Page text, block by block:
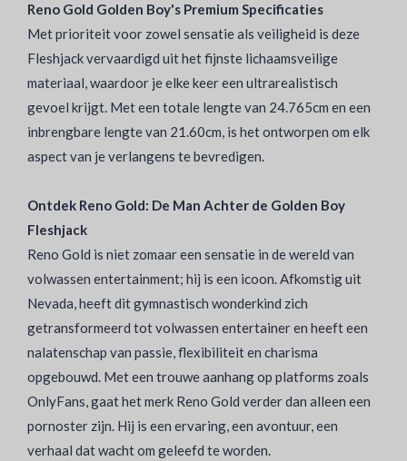
Reno Gold Golden Boy's Premium Specificaties
Met prioriteit voor zowel sensatie als veiligheid is deze
Fleshjack vervaardigd uit het fijnste lichaamsveilige
materiaal, waardoor je elke keer een ultrarealistisch
gevoel krijgt. Met een totale lengte van 24.765cm en een
inbrengbare lengte van 21.60cm, is het ontworpen om elk
aspect van je verlangens te bevredigen.
Ontdek Reno Gold: De Man Achter de Golden Boy
Fleshjack
Reno Gold is niet zomaar een sensatie in de wereld van
volwassen entertainment; hij is een icoon. Afkomstig uit
Nevada, heeft dit gymnastisch wonderkind zich
getransformeerd tot volwassen entertainer en heeft een
nalatenschap van passie, flexibiliteit en charisma
opgebouwd. Met een trouwe aanhang op platforms zoals
OnlyFans, gaat het merk Reno Gold verder dan alleen een
pornoster zijn. Hij is een ervaring, een avontuur, een
verhaal dat wacht om geleefd te worden.